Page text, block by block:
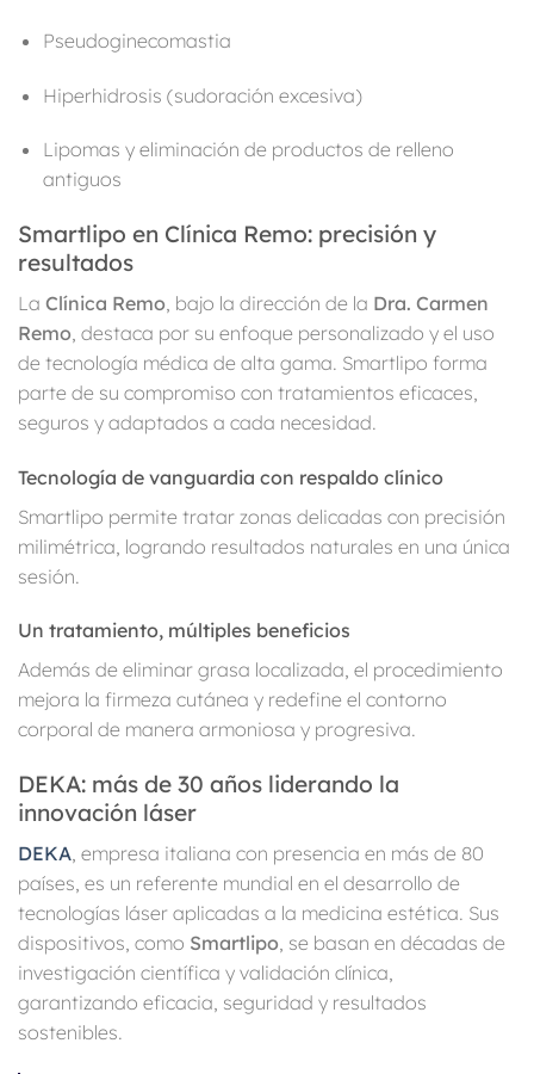
Pseudoginecomastia
Hiperhidrosis (sudoración excesiva)
Lipomas y eliminación de productos de relleno
antiguos
Smartlipo en Clínica Remo: precisión y
resultados
La Clínica Remo , bajo la dirección de la Dra. Carmen
Remo , destaca por su enfoque personalizado y el uso
de tecnología médica de alta gama. Smartlipo forma
parte de su compromiso con tratamientos eficaces,
seguros y adaptados a cada necesidad.
Tecnología de vanguardia con respaldo clínico
Smartlipo permite tratar zonas delicadas con precisión
milimétrica, logrando resultados naturales en una única
sesión.
Un tratamiento, múltiples beneficios
Además de eliminar grasa localizada, el procedimiento
mejora la firmeza cutánea y redefine el contorno
corporal de manera armoniosa y progresiva.
DEKA: más de 30 años liderando la
innovación láser
DEKA , empresa italiana con presencia en más de 80
países, es un referente mundial en el desarrollo de
tecnologías láser aplicadas a la medicina estética. Sus
dispositivos, como Smartlipo , se basan en décadas de
investigación científica y validación clínica,
garantizando eficacia, seguridad y resultados
sostenibles.